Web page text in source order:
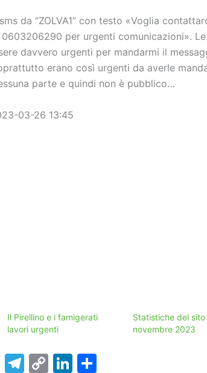
da “ZOLVA1” con testo «Voglia
per urgenti comunicazioni». Le
davvero urgenti per mandarmi il
erano così urgenti da averle
parte e quindi non è pubblico…
03-26 13:45
Il Pirellino e i famigerati
lavori urgenti
Statistiche del
novembre 2023
M T
C
Li